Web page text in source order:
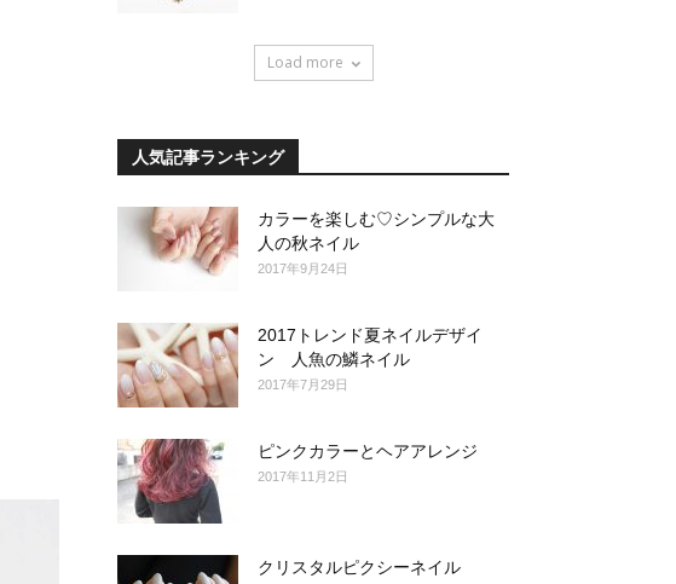
Load more
人気記事ランキング
カラーを楽しむ♡シンプルな大
人の秋ネイル
2017年9月24日
2017トレンド夏ネイルデザイ
ン 人魚の鱗ネイル
2017年7月29日
ピンクカラーとヘアアレンジ
2017年11月2日
クリスタルピクシーネイル